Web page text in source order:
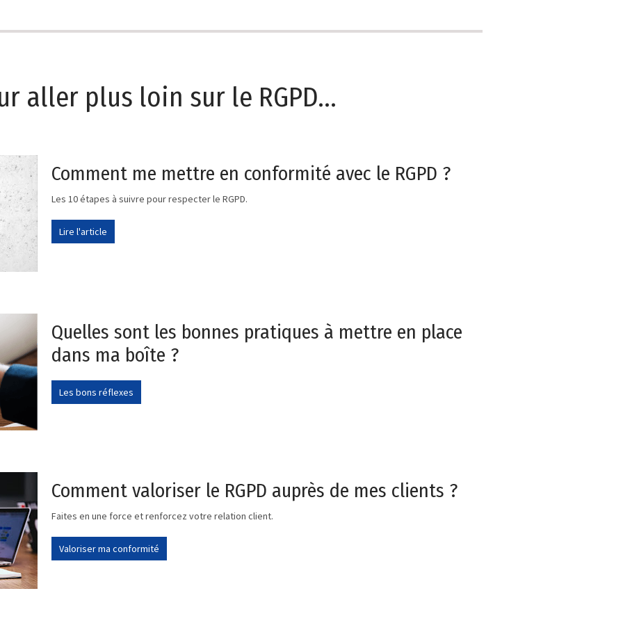
aller plus loin sur le RGPD...
Comment me mettre en conformité avec le RGPD ?
Les 10 étapes à suivre pour respecter le RGPD.
Lire l'article
Quelles sont les bonnes pratiques à mettre en place
dans ma boîte ?
Les bons réflexes
Comment valoriser le RGPD auprès de mes clients ?
Faites en une force et renforcez votre relation client.
Valoriser ma conformité